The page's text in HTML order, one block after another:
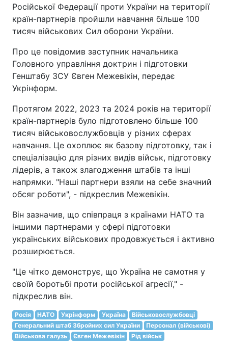
Російської Федерації проти України на території
країн-партнерів пройшли навчання більше 100
тисяч військових Сил оборони України.
Про це повідомив заступник начальника
Головного управління доктрин і підготовки
Генштабу ЗСУ Євген Межевікін, передає
Укрінформ.
Протягом 2022, 2023 та 2024 років на території
країн-партнерів було підготовлено більше 100
тисяч військовослужбовців у різних сферах
навчання. Це охоплює як базову підготовку, так і
спеціалізацію для різних видів військ, підготовку
лідерів, а також злагодження штабів та інші
напрямки. "Наші партнери взяли на себе значний
обсяг роботи", - підкреслив Межевікін.
Він зазначив, що співпраця з країнами НАТО та
іншими партнерами у сфері підготовки
українських військових продовжується і активно
розширюється.
"Це чітко демонструє, що Україна не самотня у
своїй боротьбі проти російської агресії," -
підкреслив він.
Росія НАТО Укрінформ Україна
Військовослужбовці
Генеральний штаб Збройних сил України
Персонал (військові)
Військова галузь
Євген Межевікін Рід військ